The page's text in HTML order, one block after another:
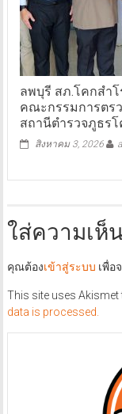
ลพบุรี สภ.โคกสำ
คณะกรรมการตร
สถานีตำรวจภูธรโ
สิงหาคม 3, 2026
ใส่ความเห็
คุณต้องเข้าสู่ระบบ เพื่อ
This site uses Akismet
data is processed.